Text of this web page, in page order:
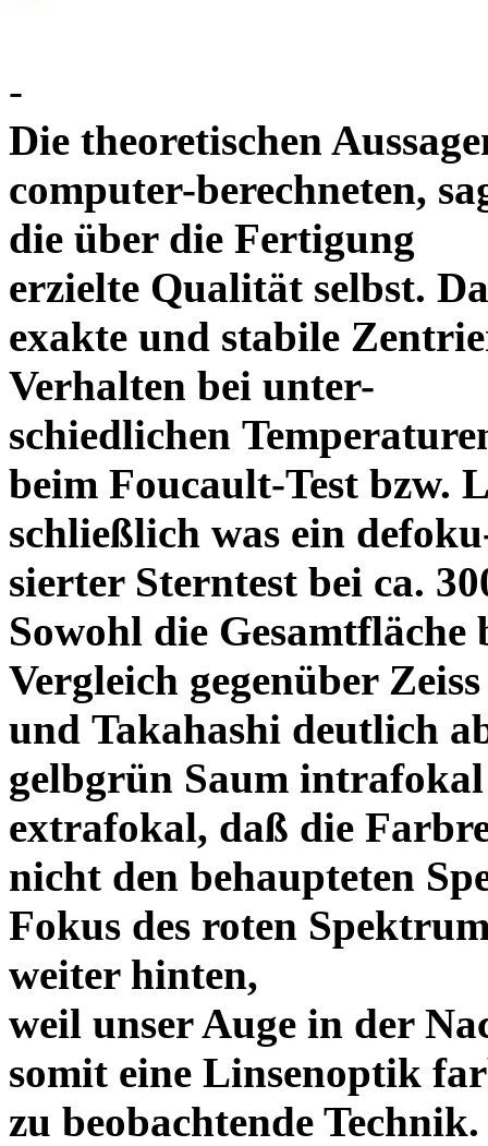
-
Die theoretischen
computer-berechneten,
die über die Fertigung
erzielte Qualität selbst.
exakte und stabile
Verhalten bei unter-
schiedlichen
beim Foucault-Test bzw.
schließlich was ein
sierter Sterntest bei ca.
Sowohl die
Vergleich gegenüber Zeiss
und Takahashi deutlich
gelbgrün Saum
extrafokal, daß die
nicht den behaupteten
Fokus des roten
weiter hinten,
weil unser Auge in der
somit eine Linsenoptik
zu beobachtende